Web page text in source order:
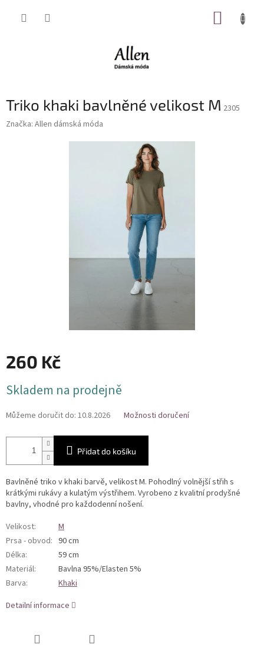
Triko khaki bavlněné velikost M 2305
Značka: Allen dámská móda
260 Kč
cena:
Skladem na prodejně
Můžeme doručit do: 10.8.2026 Možnosti doručení
Přidat do košíku
Bavlněné triko v khaki barvě, velikost M. Pohodlný volnější střih s
krátkými rukávy a kulatým výstřihem. Vyrobeno z kvalitní prodyšné
bavlny, vhodné pro každodenní nošení.
Velikost:
M
Prsa - obvod: 90 cm
Délka:
59 cm
Materiál:
Bavlna 95%/Elasten 5%
Barva:
Khaki
Detailní informace